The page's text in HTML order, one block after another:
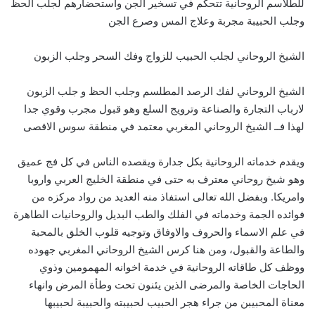
للطلاسم الروحانية تتحكم في تسخير الجن واستحضارهم لجلب الحظ
وجلب الحبيبة مجربة وعلاج المس وصرع الجن
الشيخ الروحاني لجلب الحبيب للزواج وفك السحر وجلب الزبون
الشيخ الروحاني لفك الرصد المطلسم وجلب الحظ و جلب الزبون
لارباب التجارة والصناعة وترويج السلع وهو قبول مجرب وقوي جدا
لهذا فــ الشيخ الروحاني المغربي معتمد في منطقة سوس الاقصى
ويقدم خدماته الروحانية بكل جدارة ويقصده الناس في كل فج عميق
وهو شيخ روحاني معترف به حتى في منطقة الخليج العربي واروبا
وامريكا. وبفضل الله تعالى استفاذ منه العديد من رواد مركزه من
فوائده الجمة وخدماته في الفلك والطب البديل والروحانيات الطاهرة
في علم الاسماء والحروف والاوفاق وتوجيه قلوب الخلق بالمحبة
والطاعة والقبول، ومن هنا كرس الشيخ الروحاني المغربي جهوده
ووظف كل طاقاته الروحانية في خدمة اخوانه المهمومين وذوي
الحاجات الخاصة والمرضى الذين يئنون تحت وطأة المرض وانهاء
معناة المحبيبن من جراء هجر الحبيب لحبيبته والحبيبة لحبيبها